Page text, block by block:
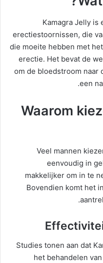
Kamagra Jelly is
erectiestoornissen, die
die moeite hebben met
erectie. Het bevat de
om de bloedstroom naar
een
Waarom
Veel mannen
eenvoudig in
makkelijker om in te
Bovendien komt het
Studies tonen aan dat
het behandelen